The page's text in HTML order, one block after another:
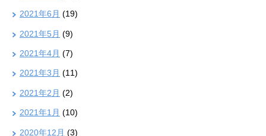
2021年6月 (19)
2021年5月 (9)
2021年4月 (7)
2021年3月 (11)
2021年2月 (2)
2021年1月 (10)
2020年12月 (3)